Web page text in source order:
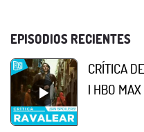
EPISODIOS RECIENTES
CRÍTICA
| HBO MAX